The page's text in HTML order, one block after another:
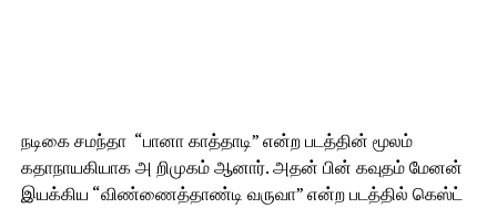
நடிகை சமந்தா “பானா காத்தாடி” என்ற படத்தின் மூலம்
கதாநாயகியாக அ றிமுகம் ஆனார். அதன் பின் கவுதம் மேனன்
இயக்கிய “விண்ணைத்தாண்டி வருவா” என்ற படத்தில் கெஸ்ட்